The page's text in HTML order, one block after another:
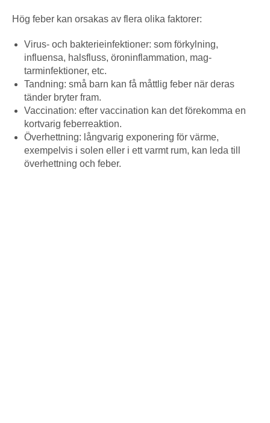
Hög feber kan orsakas av flera olika faktorer:
Virus- och bakterieinfektioner: som förkylning,
influensa, halsfluss, öroninflammation, mag-
tarminfektioner, etc.
Tandning: små barn kan få måttlig feber när deras
tänder bryter fram.
Vaccination: efter vaccination kan det förekomma en
kortvarig feberreaktion.
Överhettning: långvarig exponering för värme,
exempelvis i solen eller i ett varmt rum, kan leda till
överhettning och feber.